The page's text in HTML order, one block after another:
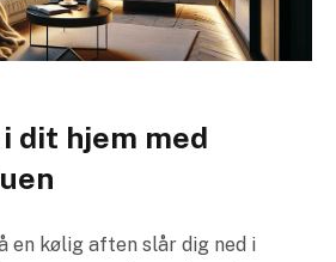
dit hjem med
en kølig aften slår dig ned i